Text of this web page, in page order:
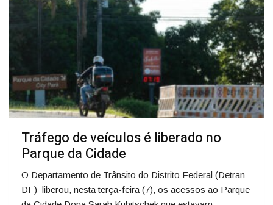
Tráfego de veículos é liberado no
Parque da Cidade
O Departamento de Trânsito do Distrito Federal (Detran-
DF) liberou, nesta terça-feira (7), os acessos ao Parque